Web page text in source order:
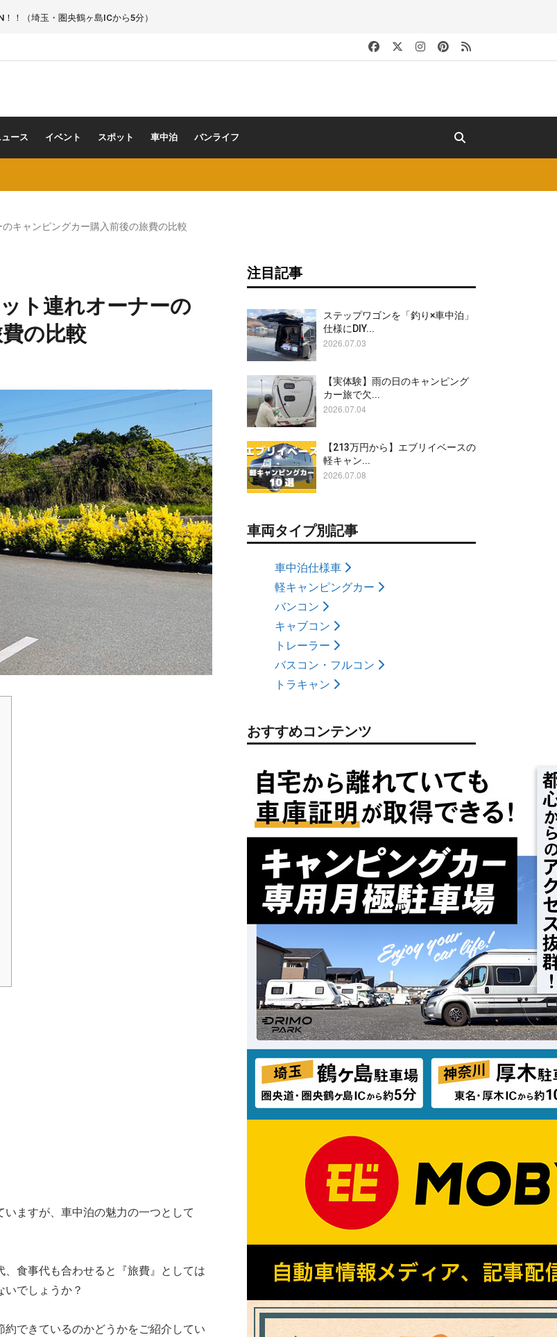
！（埼玉・圏央鶴ヶ島ICから5分）
ュース イベント スポット 車中泊 バンライフ
キャンピングカー購入前後の旅費の比較
ト連れオーナーの
の比較
ますが、車中泊の魅力の一つとして
食事代も合わせると『旅費』としては
でしょうか？
できているのかどうかをご紹介してい
注目記事
ステップワゴンを「釣り×車中泊」
仕様にDIY...
2026.07.03
【実体験】雨の日のキャンピング
カー旅で欠...
2026.07.04
【213万円から】エブリイベースの
軽キャン...
2026.07.08
車両タイプ別記事
車中泊仕様車
軽キャンピングカー
バンコン
キャブコン
トレーラー
バスコン・フルコン
トラキャン
おすすめコンテンツ